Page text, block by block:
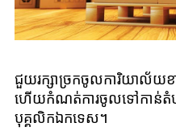
ជួយរក្សាច្រកចូលការិយាល័យ
ហើយកំណត់ការចូលទៅកាន់តំប
បុគ្គលិកឯកទេស។